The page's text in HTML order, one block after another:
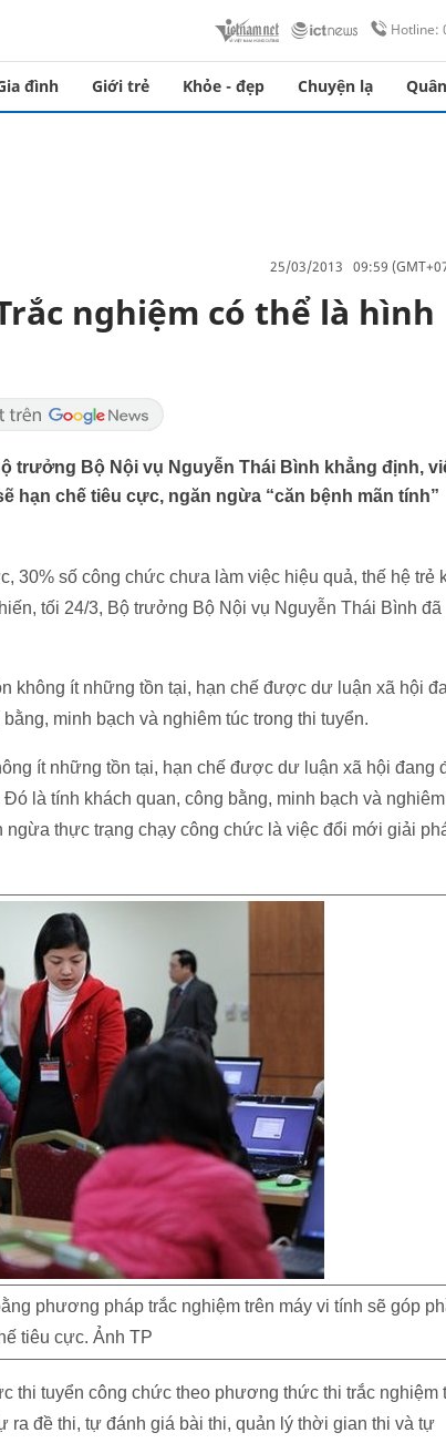
Hotline:
đình Giới trẻ Khỏe - đẹp Chuyện lạ
25/03/2013 09:59
nghiệm có thể là hình
trưởng Bộ Nội vụ Nguyễn Thái Bình khẳng định,
hạn chế tiêu cực, ngăn ngừa “căn bệnh mãn tính”
30% số công chức chưa làm việc hiệu quả, thế hệ trẻ
tối 24/3, Bộ trưởng Bộ Nội vụ Nguyễn Thái Bình đã
không ít những tồn tại, hạn chế được dư luận xã hội
minh bạch và nghiêm túc trong thi tuyển.
ít những tồn tại, hạn chế được dư luận xã hội đang
là tính khách quan, công bằng, minh bạch và
ngừa thực trạng chạy công chức là việc đổi mới giải
phương pháp trắc nghiệm trên máy vi tính sẽ góp
tiêu cực. Ảnh TP
thi tuyển công chức theo phương thức thi trắc nghiệm
ra đề thi, tự đánh giá bài thi, quản lý thời gian thi và tự